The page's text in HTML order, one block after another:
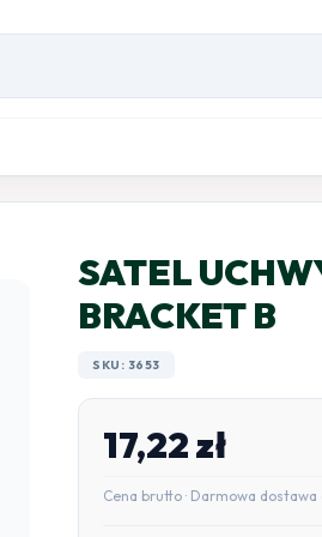
SATEL
BRACKET B
SKU: 3653
17,22zł
Cena brutto · Darmowa dostawa